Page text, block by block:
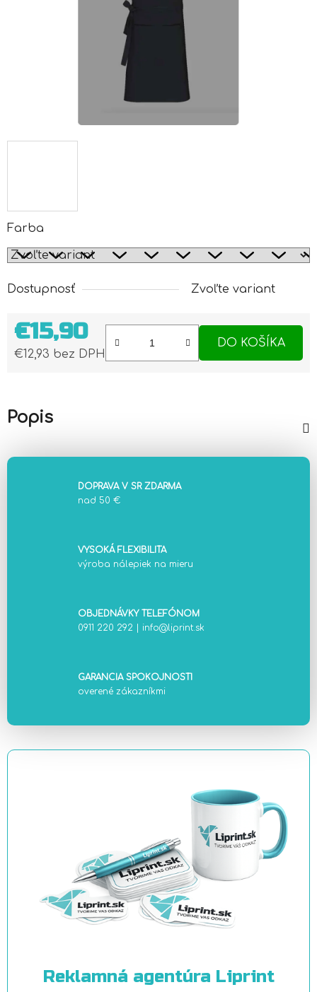
Farba
Dostupnosť Zvoľte variant
€15,90
€12,93 bez DPH
DO KOŠÍKA
Popis
DOPRAVA V SR ZDARMA
nad 50 €
VYSOKÁ FLEXIBILITA
výroba nálepiek na mieru
OBJEDNÁVKY TELEFÓNOM
0911 220 292
info@liprint.sk
GARANCIA SPOKOJNOSTI
overené zákazníkmi
Reklamná agentúra Liprint